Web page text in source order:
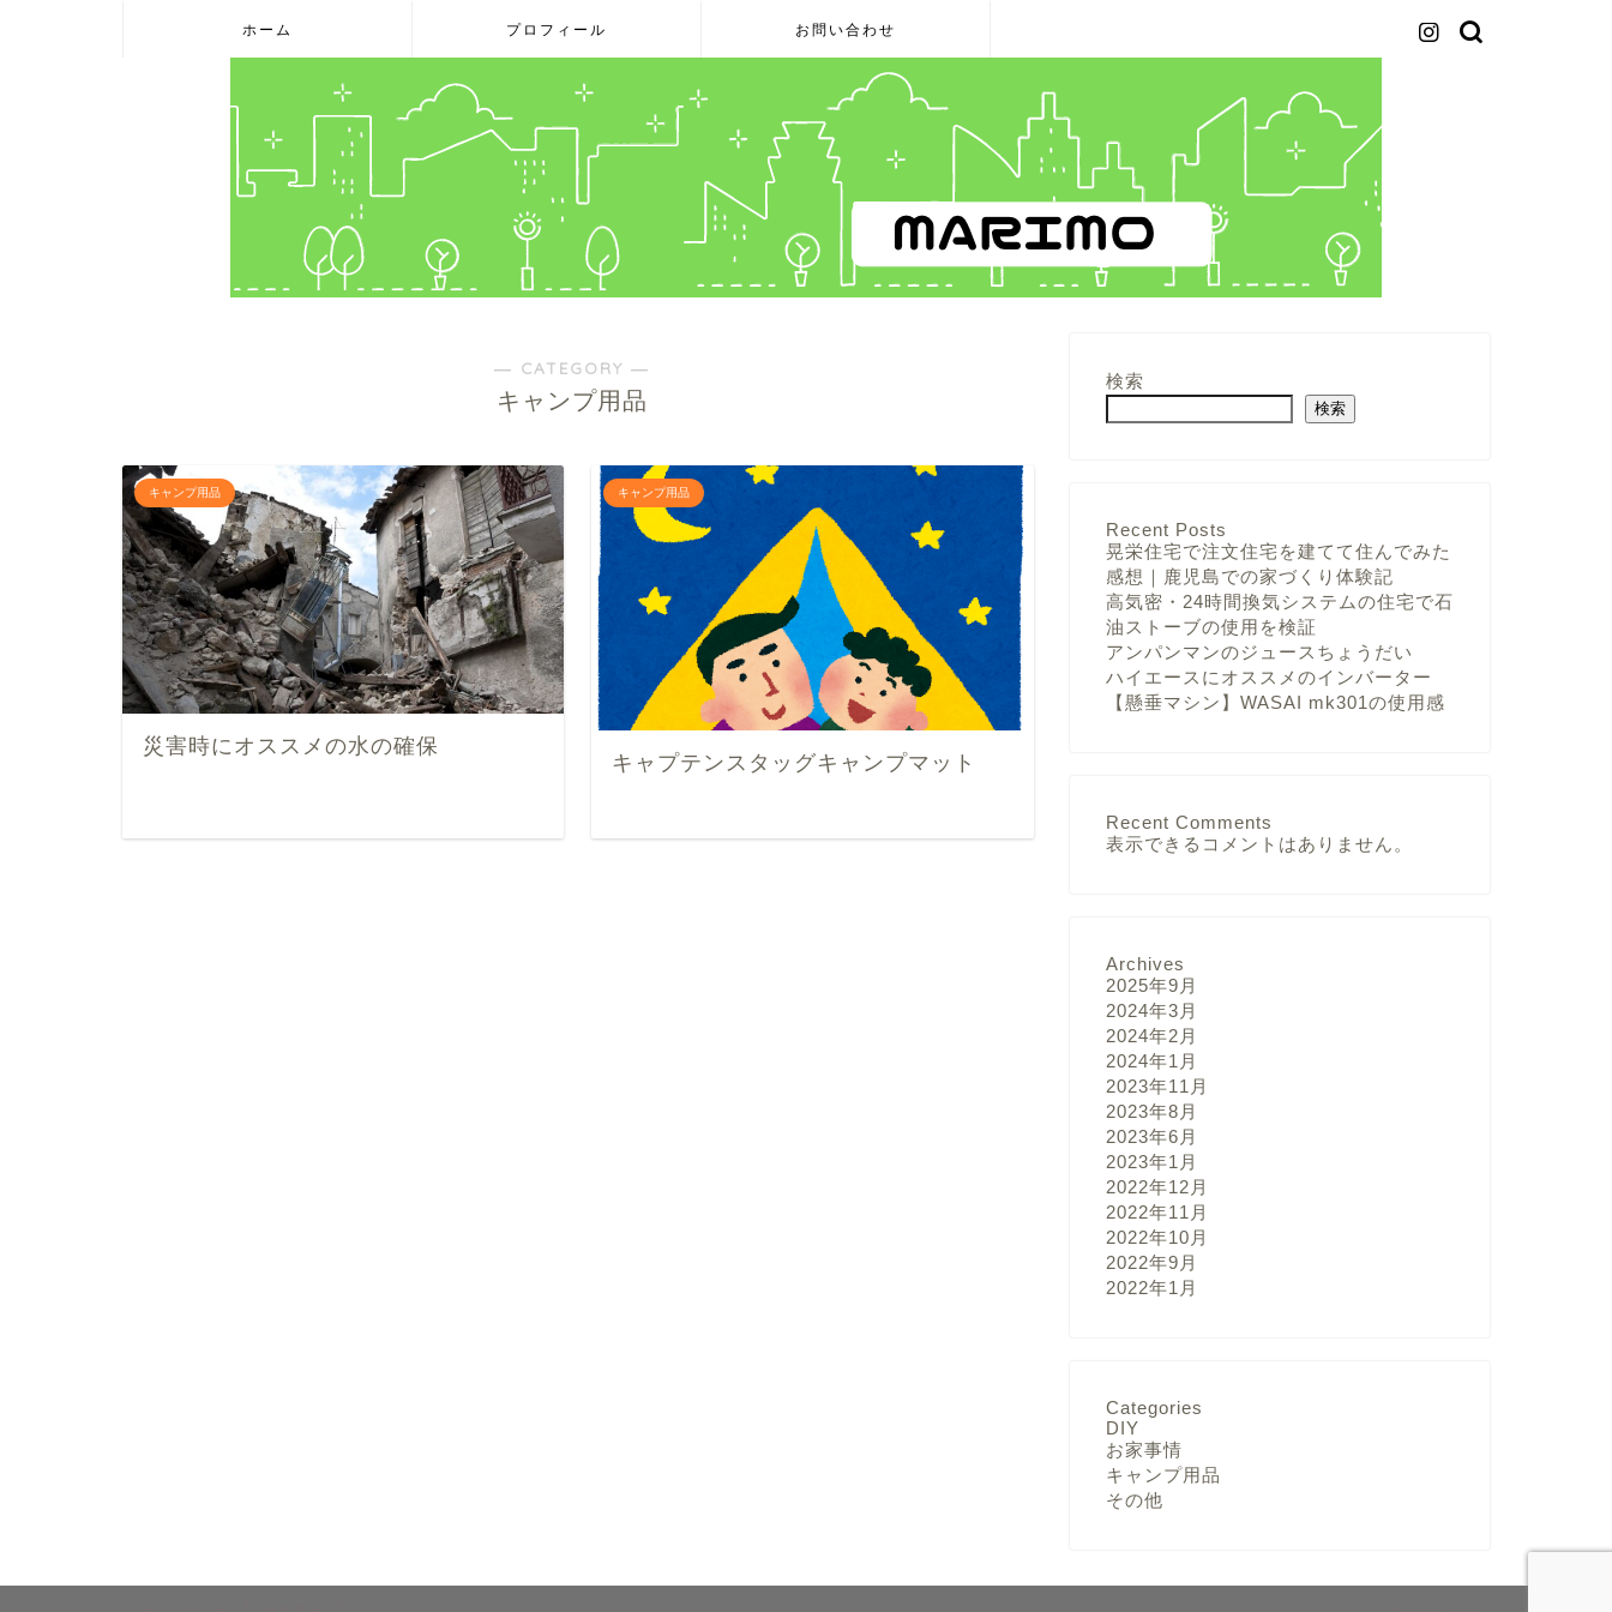
ホーム プロフィール お問い合わせ
― CATEGORY ―
キャンプ用品
キャンプ用品
災害時にオススメの水の確保
キャンプ用品
キャプテンスタッグキャンプマット
検索
検索
Recent Posts
晃栄住宅で注文住宅を建てて住んでみた
感想｜鹿児島での家づくり体験記
高気密・24時間換気システムの住宅で石
油ストーブの使用を検証
アンパンマンのジュースちょうだい
ハイエースにオススメのインバーター
【懸垂マシン】WASAI mk301の使用感
Recent Comments
表示できるコメントはありません。
Archives
2025年9月
2024年3月
2024年2月
2024年1月
2023年11月
2023年8月
2023年6月
2023年1月
2022年12月
2022年11月
2022年10月
2022年9月
2022年1月
Categories
DIY
お家事情
キャンプ用品
その他